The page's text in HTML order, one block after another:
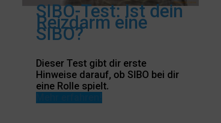
SIBO-Test: Ist dein
Reizdarm eine
SIBO?
Dieser Test gibt dir erste
Hinweise darauf, ob SIBO bei dir
eine Rolle spielt.